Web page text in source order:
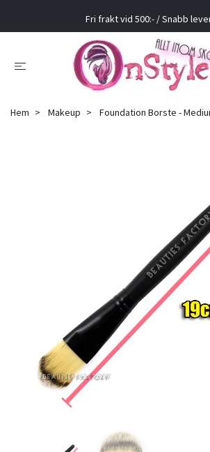
Fri frakt vid 500:- / Snabb
Hem Makeup Foundation Borste -